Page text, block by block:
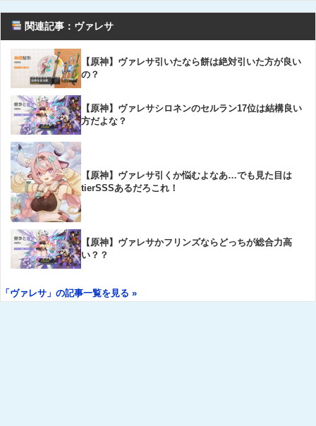
関連記事：ヴァレサ
【原神】ヴァレサ引いたなら餅は絶対引いた方が良い
の？
【原神】ヴァレサシロネンのセルラン17位は結構良い
方だよな？
【原神】ヴァレサ引くか悩むよなあ…でも見た目は
tierSSSあるだろこれ！
【原神】ヴァレサかフリンズならどっちが総合力高
い？？
「ヴァレサ」の記事一覧を見る »